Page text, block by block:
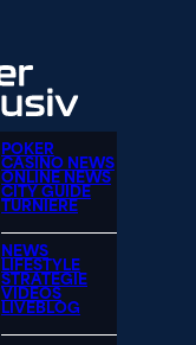
POKER
CASINO NEWS
ONLINE NEWS
CITY GUIDE
TURNIERE
NEWS
LIFESTYLE
STRATEGIE
VIDEOS
LIVEBLOG